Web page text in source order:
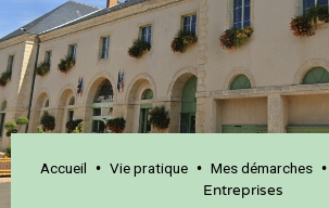
Accueil • Vie pratique • Mes démarches •
Entreprises